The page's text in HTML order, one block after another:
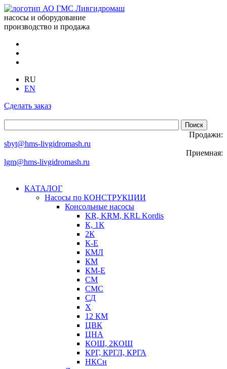
насосы и оборудование
производство и продажа
RU
EN
Сделать заказ
Продажи:
sbyt@hms-livgidromash.ru
Приемная:
lgm@hms-livgidromash.ru
КАТАЛОГ
Насосы по КОНСТРУКЦИИ
Консольные насосы
KR, KRM, KRL Kordis
К, 1К
2К
К-Е
КМЛ
КМ
КМ-Е
СМ
СМС
СД
Х
12 КМ
ЦВК
ЦНА
КОШ, 2КОШ
КРГ, КРГЛ, КРГА
НКСн